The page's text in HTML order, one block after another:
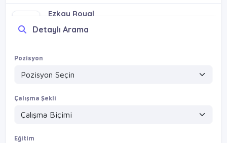
Ezkay Royal
Detayları Gör
Detaylı Arama
Pozisyon
Çalışma Şekli
Eğitim